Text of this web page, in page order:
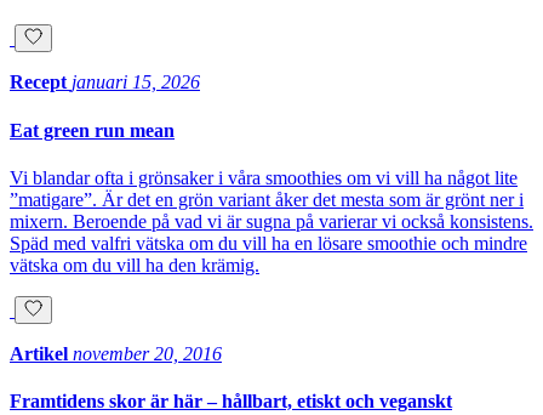
Recept januari 15, 2026
Eat green run mean
Vi blandar ofta i grönsaker i våra smoothies om vi vill ha något lite
”matigare”. Är det en grön variant åker det mesta som är grönt ner i
mixern. Beroende på vad vi är sugna på varierar vi också konsistens.
Späd med valfri vätska om du vill ha en lösare smoothie och mindre
vätska om du vill ha den krämig.
Artikel november 20, 2016
Framtidens skor är här – hållbart, etiskt och veganskt